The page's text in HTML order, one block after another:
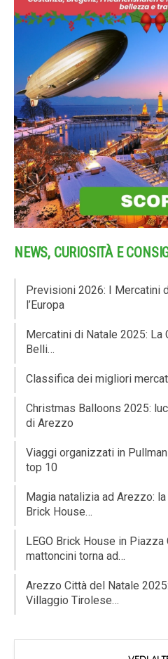
NEWS, CURIOSITÀ E
Previsioni 2026: I Mercatini
l’Europa
Mercatini di Natale 2025:
Belli…
Classifica dei migliori
Christmas Balloons 2025:
di Arezzo
Viaggi organizzati in
top 10
Magia natalizia ad Arezzo:
Brick House…
LEGO Brick House in Piazza
mattoncini torna ad…
Arezzo Città del Natale
Villaggio Tirolese…